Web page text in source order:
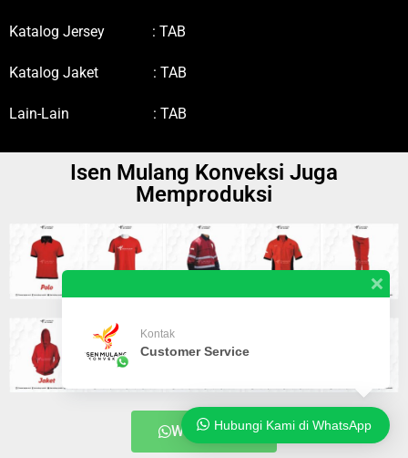
Katalog Jersey : TAB
Katalog Jaket : TAB
Lain-Lain : TAB
Isen Mulang Konveksi Juga
Memproduksi
WHATSAPP
Kontak
Customer Service
Hubungi Kami di WhatsApp